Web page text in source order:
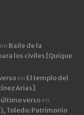
en Baile de la
los civiles [Quique
en El templo del
Arias]
último versoen
Toledo: Patrimonio